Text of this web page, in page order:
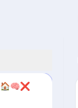
🏠🧠❌